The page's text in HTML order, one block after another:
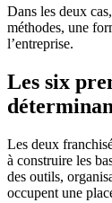
Dans les deux
méthodes, une
l’entreprise.
Les six
Les deux
à construire les
des outils,
occupent une